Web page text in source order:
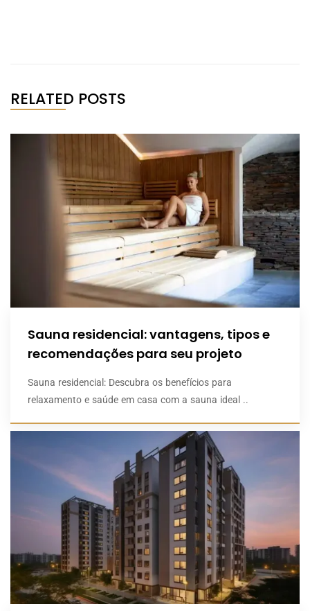
RELATED POSTS
Sauna residencial: vantagens, tipos e
recomendações para seu projeto
Sauna residencial: Descubra os benefícios para
relaxamento e saúde em casa com a sauna ideal ..